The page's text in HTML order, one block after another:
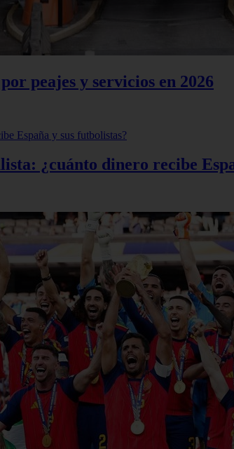
peajes y servicios en 2026
¿cuánto dinero recibe